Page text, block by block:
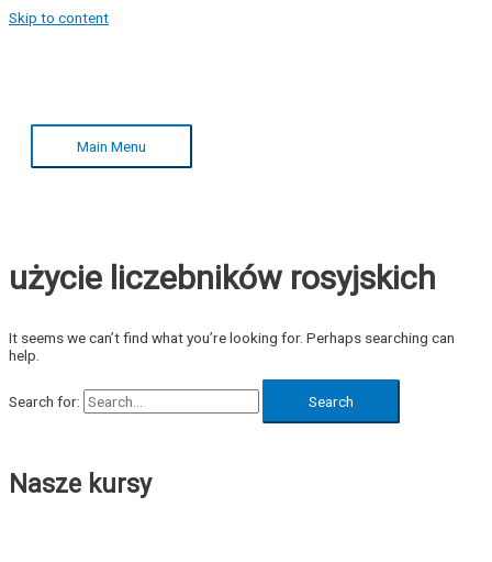
Skip to content
Main Menu
użycie liczebników rosyjskich
It seems we can’t find what you’re looking for. Perhaps searching can
help.
Search for:
Nasze kursy